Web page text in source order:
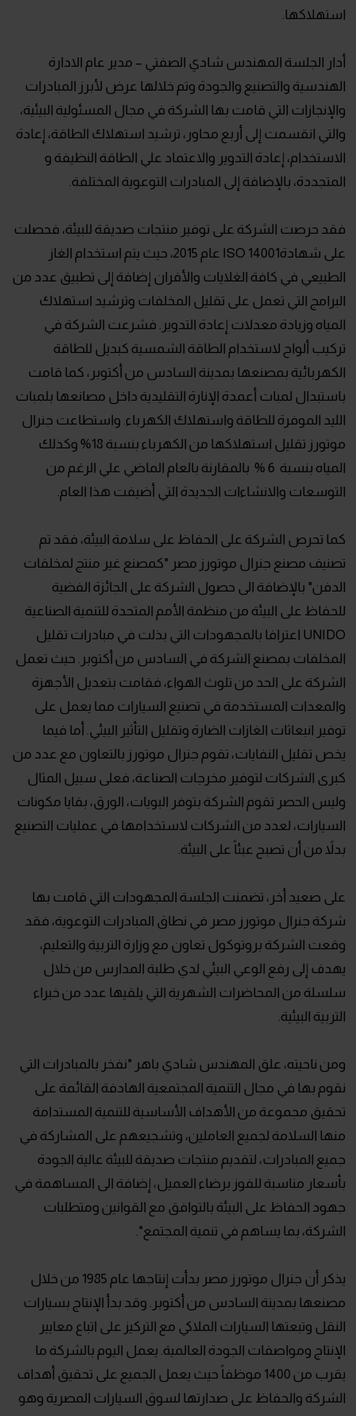
استهلاكها.
أدار الجلسة المهندس شادي الصفتي – مدير عام الادارة
الهندسية والتصنيع والجودة وتم خلالها عرض لأبرز المبادرات
والإنجازات التي قامت بها الشركة في مجال المسئولية البيئية،
والتي انقسمت إلى أربع محاور، ترشيد استهلاك الطاقة، إعادة
الاستخدام، إعادة التدوير والاعتماد علي الطاقة النظيفة و
المتجددة، بالإضافة إلى المبادرات التوعوية المختلفة.
فقد حرصت الشركة على توفير منتجات صديقة للبيئة، فحصلت
على شهادةISO 14001 عام 2015، حيث يتم استخدام الغاز
الطبيعي في كافة الغلايات والأفران إضافة إلى تطبيق عدد من
البرامج التي تعمل على تقليل المخلفات وترشيد استهلاك
المياه وزيادة معدلات إعادة التدوير. فشرعت الشركة في
تركيب ألواح لاستخدام الطاقة الشمسية كبديل للطاقة
الكهربائية بمصنعها بمدينة السادس من أكتوبر، كما قامت
باستبدال لمبات أعمدة الإنارة التقليدية داخل مصانعها بلمبات
الليد الموفرة للطاقة واستهلاك الكهرباء. واستطاعت جنرال
موتورز تقليل استهلاكها من الكهرباء بنسبة 18% وكذلك
المياه بنسبة 6 % بالمقارنة بالعام الماضي علي الرغم من
التوسعات والانشاءات الجديدة التي أضيفت هذا العام.
كما تحرص الشركة على الحفاظ على سلامة البيئة، فقد تم
تصنيف مصنع جنرال موتورز مصر "كمصنع غير منتج لمخلفات
الدفن" بالإضافة الى حصول الشركة على الجائزة الفضية
للحفاظ على البيئة من منظمة الأمم المتحدة للتنمية الصناعية
UNIDO اعترافا بالمجهودات التي بذلت في مبادرات تقليل
المخلفات بمصنع الشركة في السادس من أكتوبر. حيث تعمل
الشركة على الحد من تلوث الهواء، فقامت بتعديل الأجهزة
والمعدات المستخدمة في تصنيع السيارات مما يعمل على
توفير انبعاثات الغازات الضارة وتقليل التأثير البيئي. أما فيما
يخص تقليل النفايات، تقوم جنرال موتورز بالتعاون مع عدد من
كبرى الشركات لتوفير مخرجات الصناعة، فعلى سبيل المثال
وليس الحصر تقوم الشركة بتوفر البويات، الورق، بقايا مكونات
السيارات، لعدد من الشركات لاستخدامها في عمليات التصنيع
بدلاً من أن تصبح عبئاً على البيئة.
على صعيد أخر، تضمنت الجلسة المجهودات التي قامت بها
شركة جنرال موتورز مصر في نطاق المبادرات التوعوية، فقد
وقعت الشركة بروتوكول تعاون مع وزارة التربية والتعليم،
يهدف إلى رفع الوعي البيئي لدي طلبة المدارس من خلال
سلسلة من المحاضرات الشهرية التي يلقيها عدد من خبراء
التربية البيئية.
ومن ناحيته، علق المهندس شادي باهر "نفخر بالمبادرات التي
نقوم بها في مجال التنمية المجتمعية الهادفة القائمة على
تحقيق مجموعة من الأهداف الأساسية للتنمية المستدامة
منها السلامة لجميع العاملين، وتشجيعهم على المشاركة في
جميع المبادرات، لتقديم منتجات صديقة للبيئة عالية الجودة
بأسعار مناسبة للفوز برضاء العميل، إضافة الى المساهمة في
جهود الحفاظ على البيئة بالتوافق مع القوانين ومتطلبات
الشركة، بما يساهم في تنمية المجتمع".
يذكر أن جنرال موتورز مصر بدأت إنتاجها عام 1985 من خلال
مصنعها بمدينة السادس من أكتوبر. وقد بدأ الإنتاج بسيارات
النقل وتبعتها السيارات الملاكي مع التركيز على اتباع معايير
الإنتاج ومواصفات الجودة العالمية. يعمل اليوم بالشركة ما
يقرب من 1400 موظفاً حيث يعمل الجميع على تحقيق أهداف
الشركة والحفاظ على صدارتها لسوق السيارات المصرية وهو